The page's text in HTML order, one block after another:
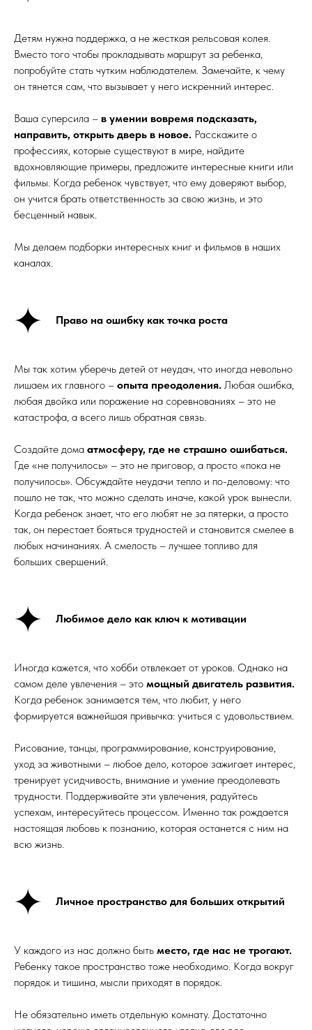
Детям нужна поддержка, а не жесткая рельсовая колея.
Вместо того чтобы прокладывать маршрут за ребенка,
попробуйте стать чутким наблюдателем. Замечайте, к чему
он тянется сам, что вызывает у него искренний интерес.
Ваша суперсила – в умении вовремя подсказать,
направить, открыть дверь в новое. Расскажите о
профессиях, которые существуют в мире, найдите
вдохновляющие примеры, предложите интересные книги или
фильмы. Когда ребенок чувствует, что ему доверяют выбор,
он учится брать ответственность за свою жизнь, и это
бесценный навык.
Мы делаем подборки интересных книг и фильмов в наших
каналах.
Право на ошибку как точка роста
Мы так хотим уберечь детей от неудач, что иногда невольно
лишаем их главного – опыта преодоления. Любая ошибка,
любая двойка или поражение на соревнованиях – это не
катастрофа, а всего лишь обратная связь.
Создайте дома атмосферу, где не страшно ошибаться.
Где «не получилось» – это не приговор, а просто «пока не
получилось». Обсуждайте неудачи тепло и по-деловому: что
пошло не так, что можно сделать иначе, какой урок вынесли.
Когда ребенок знает, что его любят не за пятерки, а просто
так, он перестает бояться трудностей и становится смелее в
любых начинаниях. А смелость – лучшее топливо для
больших свершений.
Любимое дело как ключ к мотивации
Иногда кажется, что хобби отвлекает от уроков. Однако на
самом деле увлечения – это мощный двигатель развития.
Когда ребенок занимается тем, что любит, у него
формируется важнейшая привычка: учиться с удовольствием.
Рисование, танцы, программирование, конструирование,
уход за животными – любое дело, которое зажигает интерес,
тренирует усидчивость, внимание и умение преодолевать
трудности. Поддерживайте эти увлечения, радуйтесь
успехам, интересуйтесь процессом. Именно так рождается
настоящая любовь к познанию, которая останется с ним на
всю жизнь.
Личное пространство для больших открытий
У каждого из нас должно быть место, где нас не трогают.
Ребенку такое пространство тоже необходимо. Когда вокруг
порядок и тишина, мысли приходят в порядок.
Не обязательно иметь отдельную комнату. Достаточно